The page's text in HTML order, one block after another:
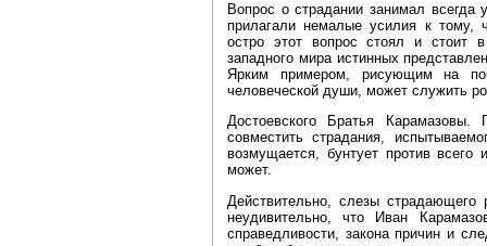
Вопрос о страдании занимал всегда
прилагали немалые усилия к тому,
остро этот вопрос стоял и стоит
западного мира истинных
Ярким примером, рисующим на
человеческой души, может служить
Достоевского Братья
совместить страдания,
возмущается, бунтует против всего
может.
Действительно, слезы
неудивительно, что Иван
справедливости, закона причин и